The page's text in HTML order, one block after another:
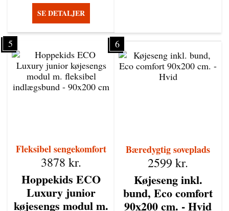
SE DETALJER
5
Fleksibel sengekomfort
Hoppekids ECO
Luxury junior
køjesengs modul m.
3878 kr.
6
Bæredygtig soveplads
Køjeseng inkl.
bund, Eco comfort
90x200 cm. - Hvid
2599 kr.